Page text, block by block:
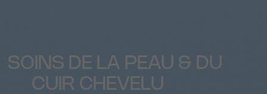
SOINS DE LA PEAU & DU
CUIR CHEVELU